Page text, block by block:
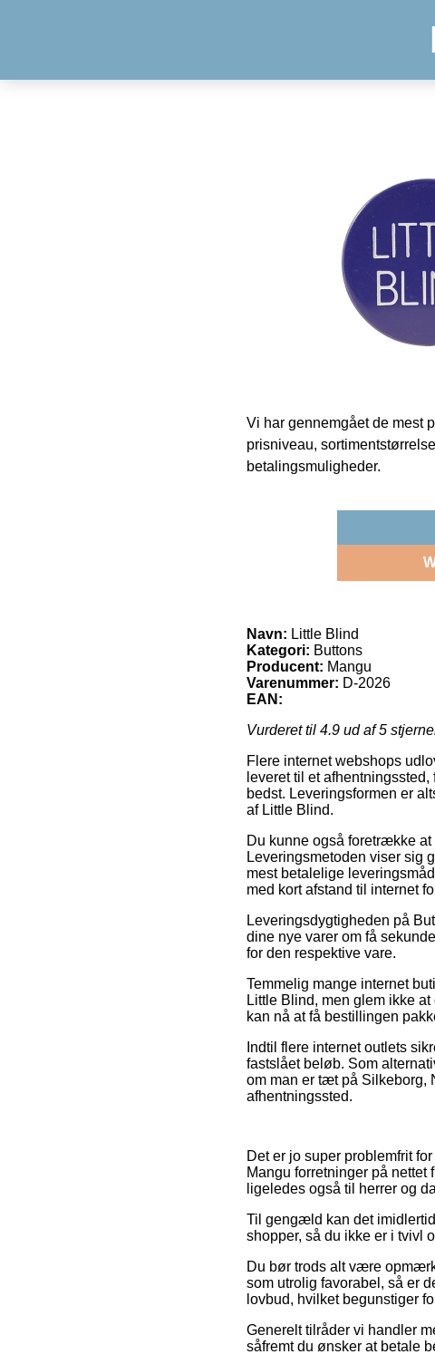
Vi har gennemgået de mest
prisniveau,
betalingsmuligheder.
Navn: Little Blind
Kategori: Buttons
Producent: Mangu
Varenummer: D-2026
EAN:
Vurderet til 4.9 ud af 5
Flere internet webshops
leveret til et
bedst. Leveringsformen er
af Little Blind.
Du kunne også foretrække
Leveringsmetoden viser sig
mest betalelige
med kort afstand til internet
Leveringsdygtigheden på
dine nye varer om få
for den respektive vare.
Temmelig mange internet
Little Blind, men glem ikke
kan nå at få bestillingen
Indtil flere internet outlets
fastslået beløb. Som
om man er tæt på Silkeborg,
afhentningssted.
Det er jo super problemfrit
Mangu forretninger på
ligeledes også til herrer og
Til gengæld kan det
shopper, så du ikke er i tvivl
Du bør trods alt være
som utrolig favorabel, så er
lovbud, hvilket begunstiger
Generelt tilråder vi handler
såfremt du ønsker at betale